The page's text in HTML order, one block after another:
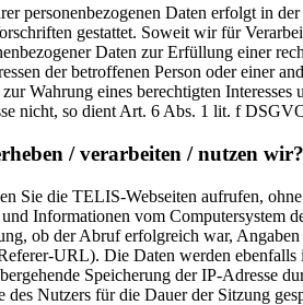
personenbezogenen Daten erfolgt in
gestattet. Soweit wir für
Daten zur Erfüllung einer
der betroffenen Person oder einer
Wahrung eines berechtigten
nicht, so dient Art. 6 Abs. 1 lit. f
/ verarbeiten / nutzen wir?
Sie die TELIS-Webseiten aufrufen,
Informationen vom Computersystem
ob der Abruf erfolgreich war,
URL). Die Daten werden ebenfalls
Speicherung der IP-Adresse
des Nutzers für die Dauer der Sitzung